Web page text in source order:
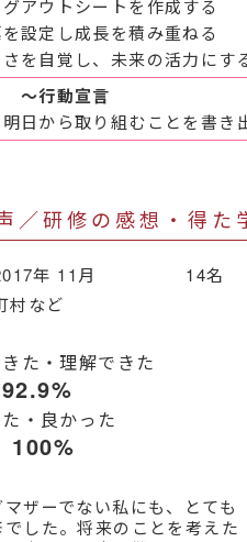
アウトシートを作成する
を設定し成長を積み重ねる
さを自覚し、未来の活力にす
～行動宣言
明日から取り組むことを書き
／研修の感想・得た
年 11月 14名
村など
た・理解できた
92.9%
・良かった
100%
ザーでない私にも、とても
した。将来のことを考えた